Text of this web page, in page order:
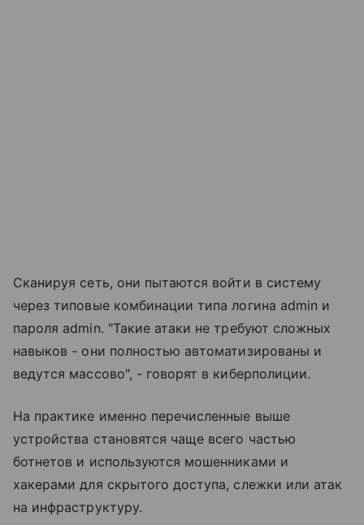
Сканируя сеть, они пытаются войти в систему
через типовые комбинации типа логина admin и
пароля admin. "Такие атаки не требуют сложных
навыков - они полностью автоматизированы и
ведутся массово", - говорят в киберполиции.
На практике именно перечисленные выше
устройства становятся чаще всего частью
ботнетов и используются мошенниками и
хакерами для скрытого доступа, слежки или атак
на инфраструктуру.